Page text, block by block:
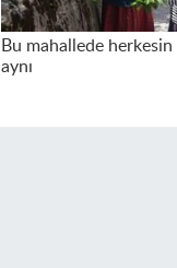
Bu mahallede herkesin
aynı